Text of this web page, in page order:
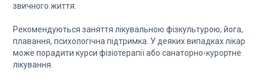
звичного життя.
Рекомендуються заняття лікувальною фізкультурою, йога,
плавання, психологічна підтримка. У деяких випадках лікар
може порадити курси фізіотерапії або санаторно-курортне
лікування.